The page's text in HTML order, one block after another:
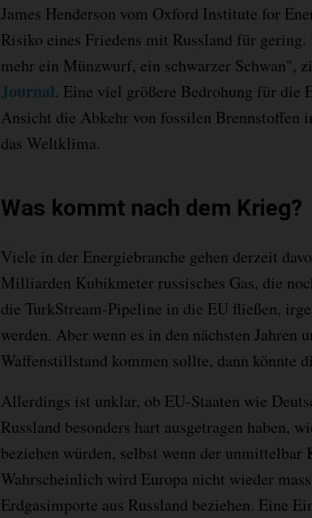
James Henderson vom Oxford Institute for
Risiko eines Friedens mit Russland für
mehr ein Münzwurf, ein schwarzer Schwan",
Journal. Eine viel größere Bedrohung für die
Ansicht die Abkehr von fossilen Brennstoffen
das Weltklima.
Was kommt nach dem Krieg?
Viele in der Energiebranche gehen derzeit
Milliarden Kubikmeter russisches Gas, die
die TurkStream-Pipeline in die EU fließen,
werden. Aber wenn es in den nächsten Jahren
Waffenstillstand kommen sollte, dann könnte
Allerdings ist unklar, ob EU-Staaten wie
Russland besonders hart ausgetragen haben,
beziehen würden, selbst wenn der
Wahrscheinlich wird Europa nicht wieder
Erdgasimporte aus Russland beziehen. Eine